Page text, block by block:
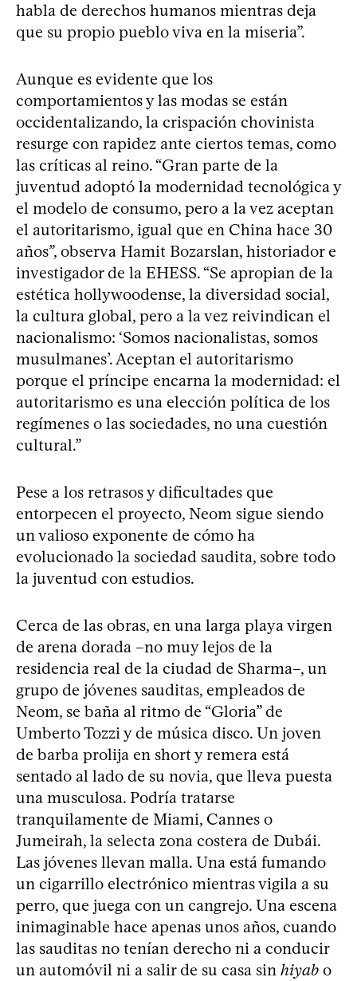
habla de derechos humanos mientras deja
que su propio pueblo viva en la miseria”.
Aunque es evidente que los
comportamientos y las modas se están
occidentalizando, la crispación chovinista
resurge con rapidez ante ciertos temas, como
las críticas al reino. “Gran parte de la
juventud adoptó la modernidad tecnológica y
el modelo de consumo, pero a la vez aceptan
el autoritarismo, igual que en China hace 30
años”, observa Hamit Bozarslan, historiador e
investigador de la EHESS. “Se apropian de la
estética hollywoodense, la diversidad social,
la cultura global, pero a la vez reivindican el
nacionalismo: ‘Somos nacionalistas, somos
musulmanes’. Aceptan el autoritarismo
porque el príncipe encarna la modernidad: el
autoritarismo es una elección política de los
regímenes o las sociedades, no una cuestión
cultural.”
Pese a los retrasos y dificultades que
entorpecen el proyecto, Neom sigue siendo
un valioso exponente de cómo ha
evolucionado la sociedad saudita, sobre todo
la juventud con estudios.
Cerca de las obras, en una larga playa virgen
de arena dorada –no muy lejos de la
residencia real de la ciudad de Sharma–, un
grupo de jóvenes sauditas, empleados de
Neom, se baña al ritmo de “Gloria” de
Umberto Tozzi y de música disco. Un joven
de barba prolija en short y remera está
sentado al lado de su novia, que lleva puesta
una musculosa. Podría tratarse
tranquilamente de Miami, Cannes o
Jumeirah, la selecta zona costera de Dubái.
Las jóvenes llevan malla. Una está fumando
un cigarrillo electrónico mientras vigila a su
perro, que juega con un cangrejo. Una escena
inimaginable hace apenas unos años, cuando
las sauditas no tenían derecho ni a conducir
un automóvil ni a salir de su casa sin hiyab o